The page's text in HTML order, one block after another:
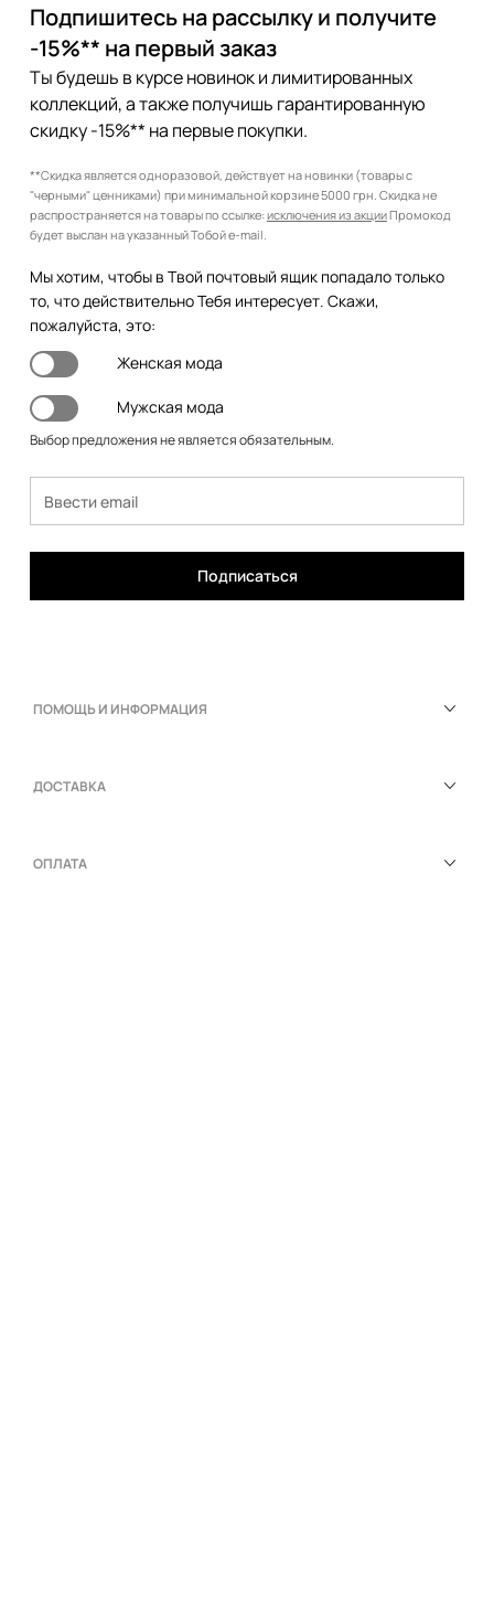
Подпишитесь на рассылку и получите
-15%** на первый заказ
Ты будешь в курсе новинок и лимитированных
коллекций, а также получишь гарантированную
скидку -15%** на первые покупки.
**Скидка является одноразовой, действует на новинки (товары с
"черными" ценниками) при минимальной корзине 5000 грн. Скидка не
распространяется на товары по ссылке: исключения из акцииПромокод
будет выслан на указанный Тобой e-mail.
Мы хотим, чтобы в Твой почтовый ящик попадало только
то, что действительно Тебя интересует. Скажи,
пожалуйста, это:
Женская мода
Мужская мода
Выбор предложения не является обязательным.
Подписаться
ПОМОЩЬ И ИНФОРМАЦИЯ
ДОСТАВКА
ОПЛАТА